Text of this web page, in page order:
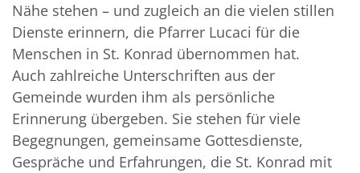
Nähe stehen – und zugleich an die vielen stillen
Dienste erinnern, die Pfarrer Lucaci für die
Menschen in St. Konrad übernommen hat.
Auch zahlreiche Unterschriften aus der
Gemeinde wurden ihm als persönliche
Erinnerung übergeben. Sie stehen für viele
Begegnungen, gemeinsame Gottesdienste,
Gespräche und Erfahrungen, die St. Konrad mit